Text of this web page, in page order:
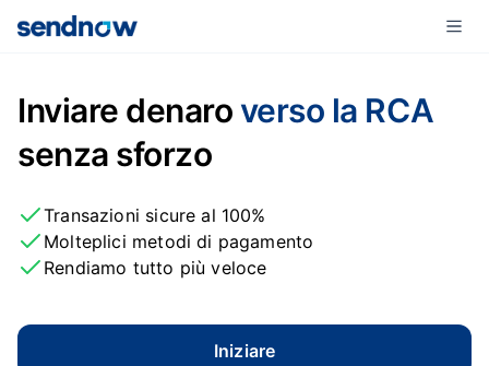
Inviare denaroverso la RCA
senza sforzo
Transazioni sicure al 100%
Molteplici metodi di pagamento
Rendiamo tutto più veloce
Iniziare